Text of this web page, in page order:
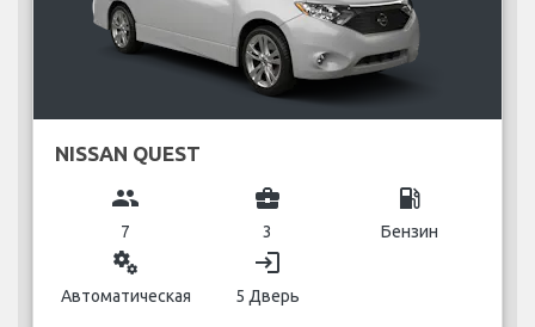
NISSAN QUEST
group
7
business_center
3
local_gas_station
Бензин
miscellaneous_services
Автоматическая
login
5 Дверь